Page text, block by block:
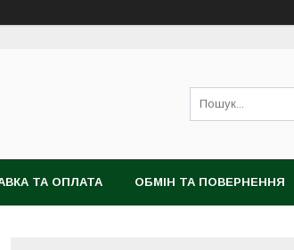
ТА ОПЛАТА ОБМІН ТА ПОВЕРНЕННЯ